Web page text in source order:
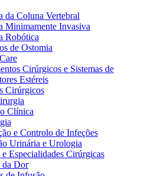
procura. Visite o catálogo de produtos
portfólio completo.
a inovação na tecnologia médica.
centro de inovação e apresente a sua
da Coluna Vertebral
Minimamente Invasiva
Robótica
de Ostomia
Cirúrgicos e Sistemas de
Estéreis
Cirúrgicos
Clínica
e Controlo de Infeções
Urinária e Urologia
e Especialidades Cirúrgicas
da Dor